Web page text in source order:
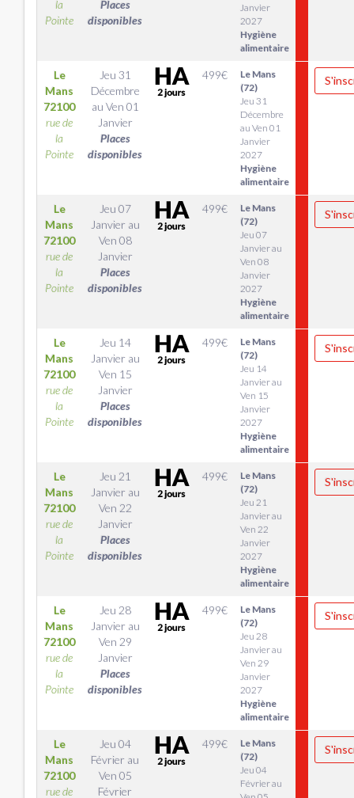
la
Pointe
Places
disponibles
Janvier
2027
Hygiène
alimentaire
Le
Mans
72100
rue de
la
Pointe
Jeu 31
Décembre
au Ven 01
Janvier
Places
disponibles
499€
Le Mans
(72)
Jeu 31
Décembre
au Ven 01
Janvier
2027
Hygiène
alimentaire
Le
Mans
72100
rue de
la
Pointe
Jeu 07
Janvier au
Ven 08
Janvier
Places
disponibles
499€
Le Mans
(72)
Jeu 07
Janvier au
Ven 08
Janvier
2027
Hygiène
alimentaire
Le
Mans
72100
rue de
la
Pointe
Jeu 14
Janvier au
Ven 15
Janvier
Places
disponibles
499€
Le Mans
(72)
Jeu 14
Janvier au
Ven 15
Janvier
2027
Hygiène
alimentaire
Le
Mans
72100
rue de
la
Pointe
Jeu 21
Janvier au
Ven 22
Janvier
Places
disponibles
499€
Le Mans
(72)
Jeu 21
Janvier au
Ven 22
Janvier
2027
Hygiène
alimentaire
Le
Mans
72100
rue de
la
Pointe
Jeu 28
Janvier au
Ven 29
Janvier
Places
disponibles
499€
Le Mans
(72)
Jeu 28
Janvier au
Ven 29
Janvier
2027
Hygiène
alimentaire
Le
Mans
72100
rue de
Jeu 04
Février au
Ven 05
Février
499€
Le Mans
(72)
Jeu 04
Février au